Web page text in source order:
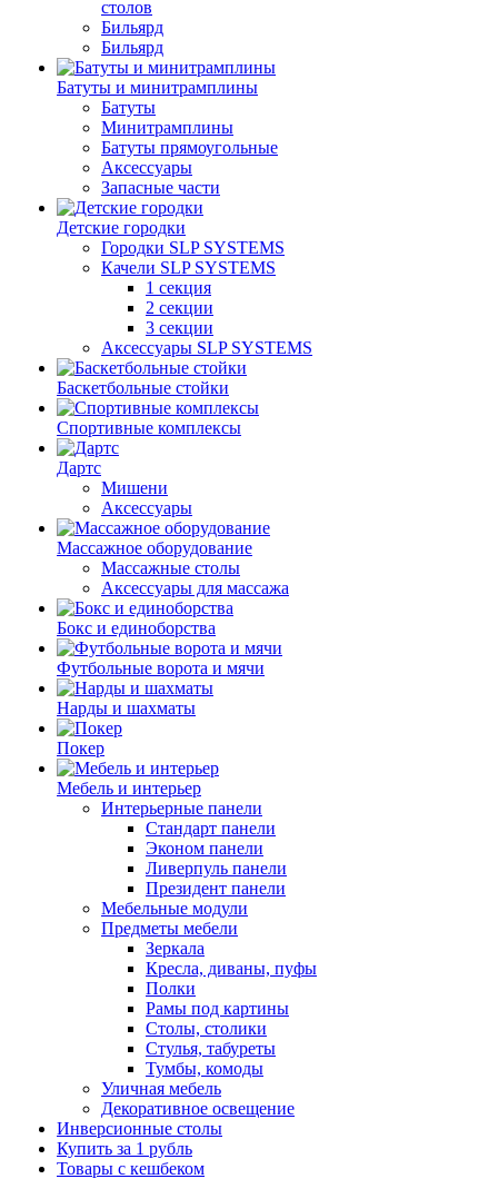
столов
Бильяpд
Бильяpд
Батуты и минитрамплины
Батуты
Минитрамплины
Батуты прямоугольные
Аксессуары
Запасные части
Детские городки
Городки SLP SYSTEMS
Качели SLP SYSTEMS
1 секция
2 секции
3 секции
Аксессуары SLP SYSTEMS
Баскетбольные стойки
Спортивные комплексы
Дартс
Мишени
Аксессуары
Массажное оборудование
Массажные столы
Аксессуары для массажа
Бокс и единоборства
Футбольные ворота и мячи
Нарды и шахматы
Покер
Мебель и интерьер
Интерьерные панели
Стандарт панели
Эконом панели
Ливерпуль панели
Президент панели
Мебельные модули
Предметы мебели
Зеркала
Кресла, диваны, пуфы
Полки
Рамы под картины
Столы, столики
Стулья, табуреты
Тумбы, комоды
Уличная мебель
Декоративное освещение
Инверсионные столы
Купить за 1 рубль
Товары с кешбеком